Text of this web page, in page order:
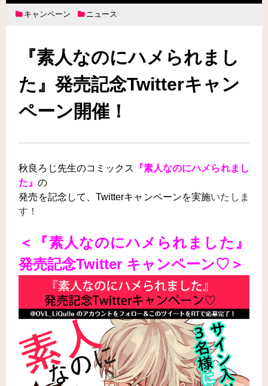
キャンペーン ニュース
『素人なのにハメられまし
た』発売記念Twitterキャン
ペーン開催！
秋良ろじ先生のコミックス
『素人なのにハメられまし
た』の
発売を記念して、Twitterキャンペーンを実施いたしま
す！
＜『素人なのにハメられました 』
発売記念Twitter キャンペーン♡＞